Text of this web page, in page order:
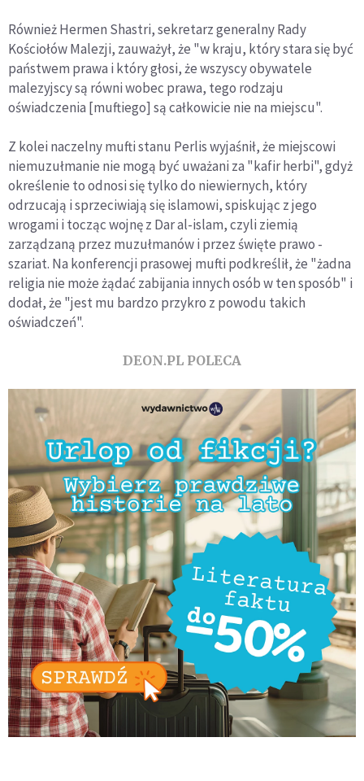
Również Hermen Shastri, sekretarz generalny Rady
Kościołów Malezji, zauważył, że "w kraju, który stara się być
państwem prawa i który głosi, że wszyscy obywatele
malezyjscy są równi wobec prawa, tego rodzaju
oświadczenia [muftiego] są całkowicie nie na miejscu".
Z kolei naczelny mufti stanu Perlis wyjaśnił, że miejscowi
niemuzułmanie nie mogą być uważani za "kafir herbi", gdyż
określenie to odnosi się tylko do niewiernych, który
odrzucają i sprzeciwiają się islamowi, spiskując z jego
wrogami i tocząc wojnę z Dar al-islam, czyli ziemią
zarządzaną przez muzułmanów i przez święte prawo -
szariat. Na konferencji prasowej mufti podkreślił, że "żadna
religia nie może żądać zabijania innych osób w ten sposób" i
dodał, że "jest mu bardzo przykro z powodu takich
oświadczeń".
DEON.PL POLECA